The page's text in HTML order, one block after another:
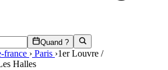
Quand ?
france › Paris ›1er Louvre /
Halles